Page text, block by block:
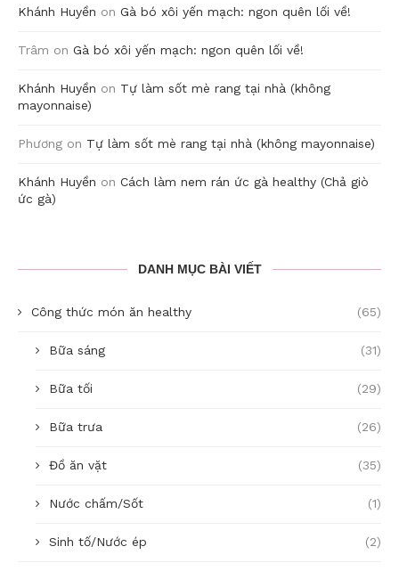
Khánh Huyền on Gà bó xôi yến mạch: ngon quên lối về!
Trâm on Gà bó xôi yến mạch: ngon quên lối về!
Khánh Huyền on Tự làm sốt mè rang tại nhà (không
mayonnaise)
Phương on Tự làm sốt mè rang tại nhà (không mayonnaise)
Khánh Huyền on Cách làm nem rán ức gà healthy (Chả giò
ức gà)
DANH MỤC BÀI VIẾT
Công thức món ăn healthy (65)
Bữa sáng (31)
Bữa tối (29)
Bữa trưa (26)
Đồ ăn vặt (35)
Nước chấm/Sốt (1)
Sinh tố/Nước ép (2)